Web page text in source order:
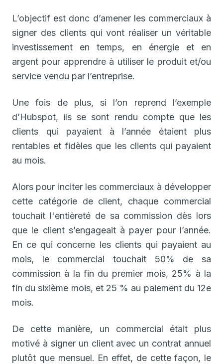
L’objectif est donc d’amener les commerciaux à
signer des clients qui vont réaliser un véritable
investissement en temps, en énergie et en
argent pour apprendre à utiliser le produit et/ou
service vendu par l’entreprise.
Une fois de plus, si l’on reprend l’exemple
d’Hubspot, ils se sont rendu compte que les
clients qui payaient à l’année étaient plus
rentables et fidèles que les clients qui payaient
au mois.
Alors pour inciter les commerciaux à développer
cette catégorie de client, chaque commercial
touchait l'entièreté de sa commission dès lors
que le client s’engageait à payer pour l’année.
En ce qui concerne les clients qui payaient au
mois, le commercial touchait 50% de sa
commission à la fin du premier mois, 25% à la
fin du sixième mois, et 25 % au paiement du 12e
mois.
De cette manière, un commercial était plus
motivé à signer un client avec un contrat annuel
plutôt que mensuel. En effet, de cette façon, le